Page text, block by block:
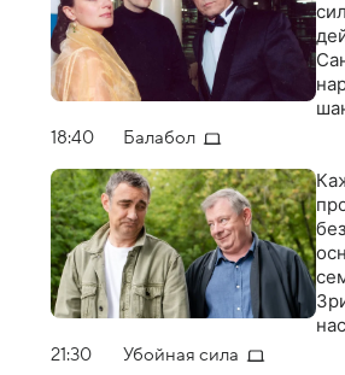
18:40 Балабол
21:30 Убойная сила